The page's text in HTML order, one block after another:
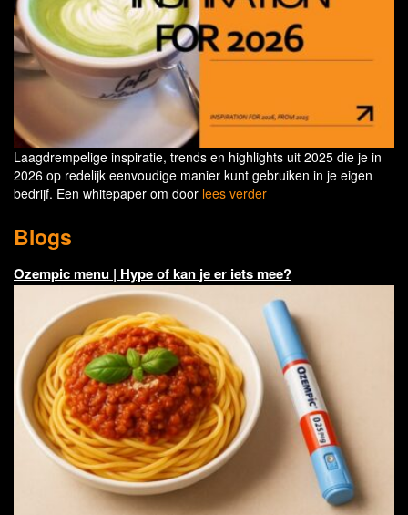
Laagdrempelige inspiratie, trends en highlights uit 2025 die je in
2026 op redelijk eenvoudige manier kunt gebruiken in je eigen
bedrijf. Een whitepaper om door lees verder
Blogs
Ozempic menu | Hype of kan je er iets mee?